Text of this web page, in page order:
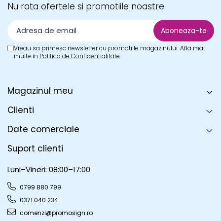
Nu rata ofertele si promotiile noastre
Vreau sa primesc newsletter cu promotiile magazinului. Afla mai
multe in Politica de Confidentialitate
Magazinul meu
Clienti
Date comerciale
Suport clienti
Luni–Vineri: 08:00–17:00
0799 880 799
0371 040 234
comenzi@promosign.ro